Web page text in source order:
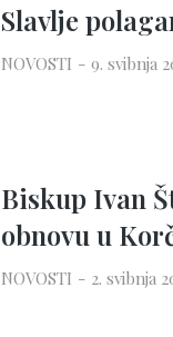
Slavlje
NOVOSTI 9. svibnja
Biskup Ivan
obnovu u
NOVOSTI 2. svibnja